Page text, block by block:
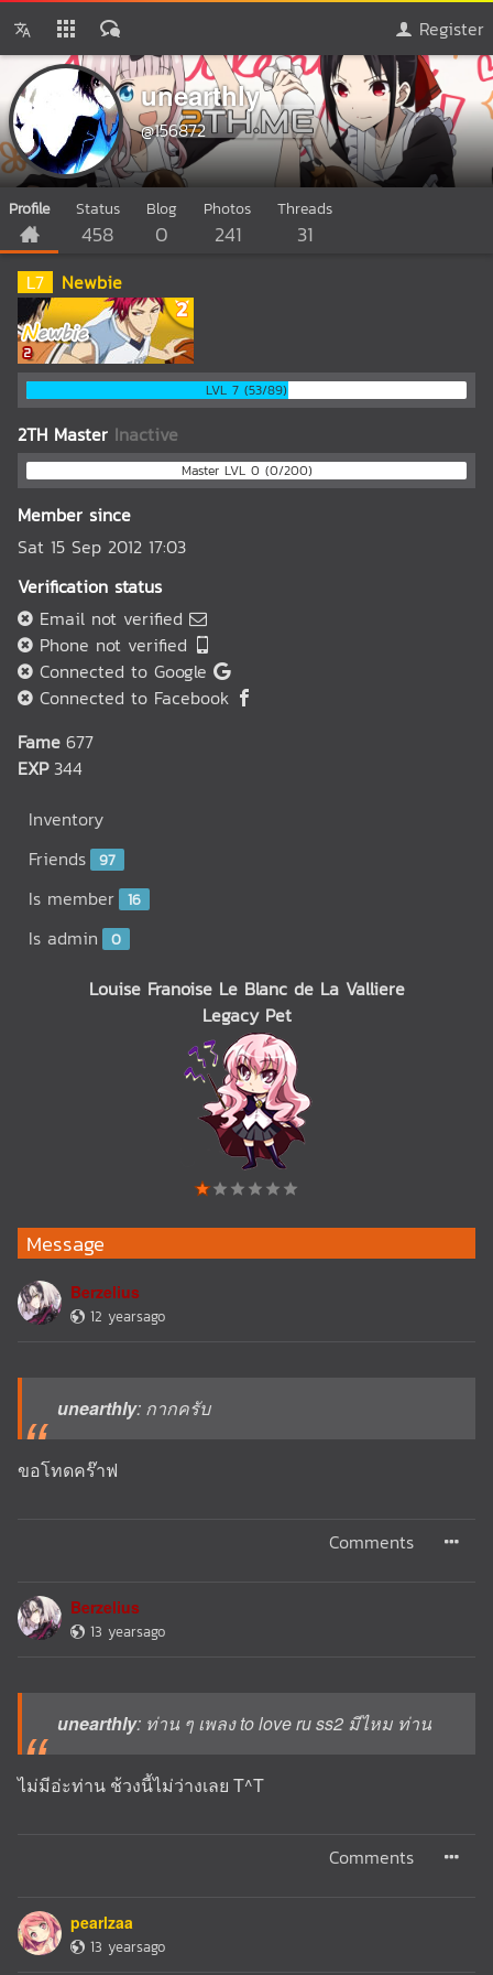
Register
unearthly
@156872
Profile Status
458
Blog
0
Photos
241
Threads
31
L7 Newbie
LVL 7 (53/89)
2TH Master Inactive
Master LVL 0 (0/200)
Member since
Sat 15 Sep 2012 17:03
Verification status
Email not verified
Phone not verified
Connected to Google
Connected to Facebook
Fame 677
EXP 344
Inventory
Friends 97
Is member 16
Is admin 0
Louise Franoise Le Blanc de La Valliere
Legacy Pet
Message
Berzelius
12 yearsago
unearthly: กากครับ
ขอโทดคร๊าฟ
Comments
Berzelius
13 yearsago
unearthly: ท่าน ๆ เพลง to love ru ss2 มีไหม ท่าน
ไม่มีอ่ะท่าน ช้วงนี้ไม่ว่างเลย T^T
Comments
pearlzaa
13 yearsago